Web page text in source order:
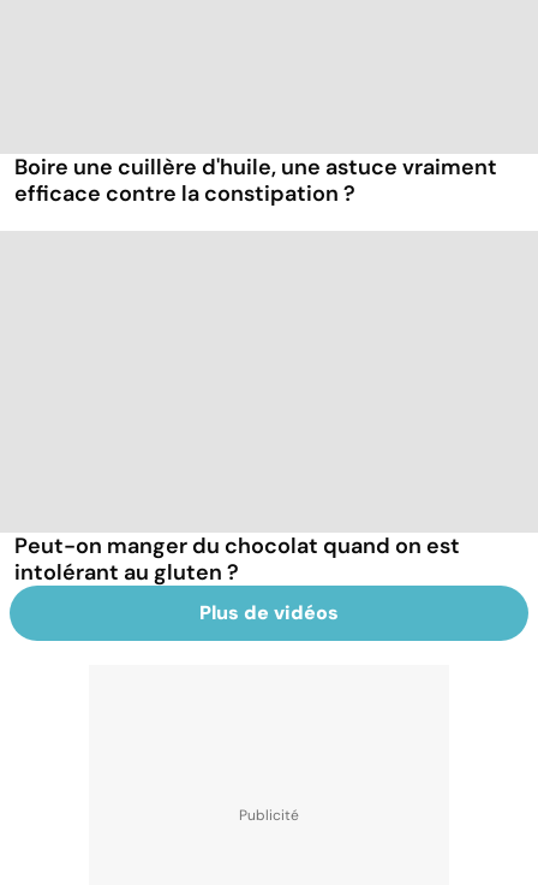
Boire une cuillère d'huile, une astuce vraiment
efficace contre la constipation ?
Peut-on manger du chocolat quand on est
intolérant au gluten ?
Plus de vidéos